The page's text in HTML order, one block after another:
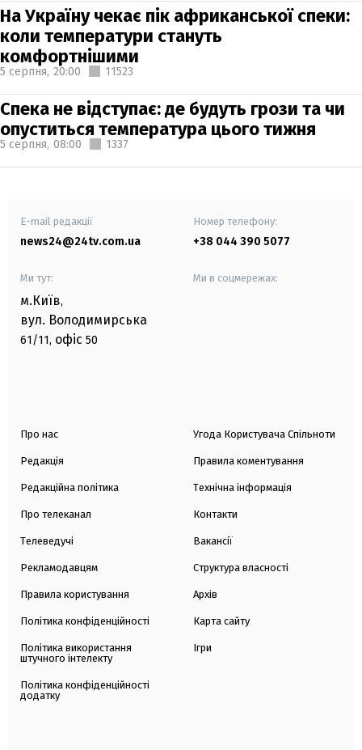
На Україну чекає пік африканської спеки:
коли температури стануть
комфортнішими
5 серпня, 20:00 11523
Спека не відступає: де будуть грози та чи
опуститься температура цього тижня
5 серпня, 08:00 1337
E-mail редакції
news24@24tv.com.ua
Номер телефону:
+38 044 390 5077
Ми тут:
м.Київ,
вул. Володимирська
61/11, офіс 50
Ми в соцмережах:
Про нас
Редакція
Редакційна політика
Про телеканал
Телеведучі
Рекламодавцям
Правила користування
Політика конфіденційності
Політика використання
штучного інтелекту
Політика конфіденційності
додатку
Угода Користувача Спільноти
Правила коментування
Технічна інформація
Контакти
Вакансії
Структура власності
Архів
Карта сайту
Ігри